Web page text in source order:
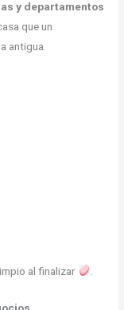
y departamentos
que un
antigua.
al finalizar